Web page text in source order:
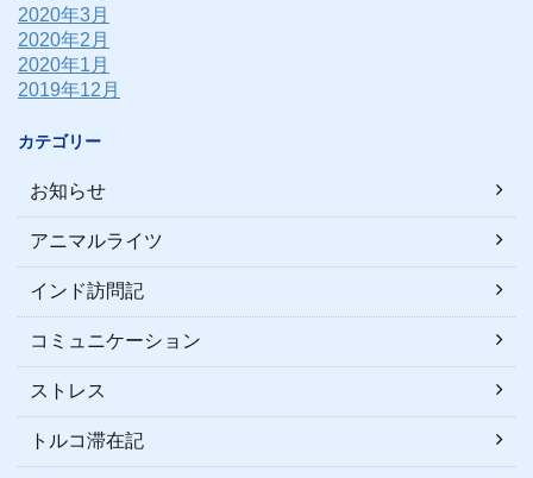
2020年3月
2020年2月
2020年1月
2019年12月
カテゴリー
お知らせ
アニマルライツ
インド訪問記
コミュニケーション
ストレス
トルコ滞在記